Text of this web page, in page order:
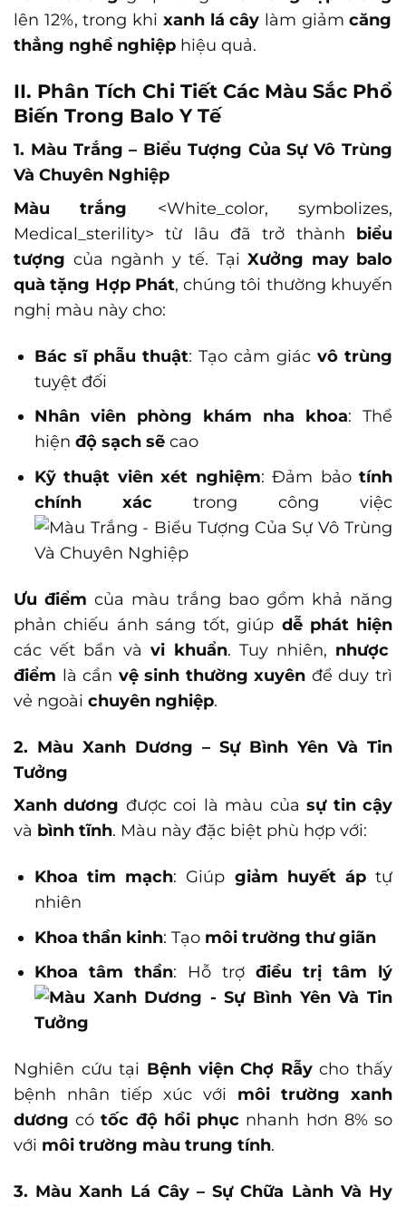
lên 12%, trong khi xanh lá cây làm giảmcăng
thẳng nghề nghiệp hiệu quả.
II. Phân Tích Chi Tiết Các Màu Sắc Phổ
Biến Trong Balo Y Tế
1. Màu Trắng – Biểu Tượng Của Sự Vô Trùng
Và Chuyên Nghiệp
Màu trắng
<White_color, symbolizes,
Medical_sterility> từ lâu đã trở thành biểu
tượng của ngành y tế. Tại Xưởng may balo
quà tặng Hợp Phát, chúng tôi thường khuyến
nghị màu này cho:
Bác sĩ phẫu thuật: Tạo cảm giác vô trùng
tuyệt đối
Nhân viên phòng khám nha khoa: Thể
hiện độ sạch sẽcao
Kỹ thuật viên xét nghiệm: Đảm bảotính
chính xáctrong công việc
Ưu điểm của màu trắng bao gồm khả năng
phản chiếu ánh sáng tốt, giúp dễ phát hiện
các vết bẩn vàvi khuẩn. Tuy nhiên, nhược
điểm là cần vệ sinh thường xuyên để duy trì
vẻ ngoài chuyên nghiệp.
2. Màu Xanh Dương – Sự Bình Yên Và Tin
Tưởng
Xanh dương được coi là màu củasự tin cậy
và bình tĩnh. Màu này đặc biệt phù hợp với:
Khoa tim mạch: Giúp giảm huyết áptự
nhiên
Khoa thần kinh: Tạo môi trường thư giãn
Khoa tâm thần: Hỗ trợ điều trị tâm lý
Nghiên cứu tại Bệnh viện Chợ Rẫycho thấy
bệnh nhân tiếp xúc với môi trường xanh
dương cótốc độ hồi phục nhanh hơn 8% so
với môi trường màu trung tính.
3. Màu Xanh Lá Cây – Sự Chữa Lành Và Hy